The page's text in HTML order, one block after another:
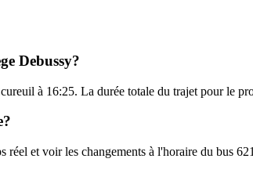
Debussy?
à 16:25. La durée totale du trajet pour le
et voir les changements à l'horaire du bus